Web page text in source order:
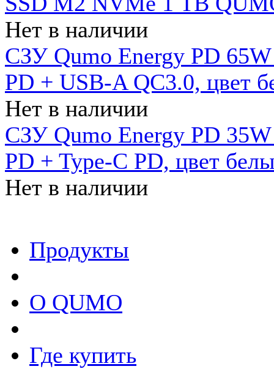
Нет в наличии
СЗУ Qumo Energy PD
PD + USB-A QC3.0, цвет
Нет в наличии
СЗУ Qumo Energy PD
PD + Type-C PD, цвет
Нет в наличии
Продукты
О QUMO
Где купить